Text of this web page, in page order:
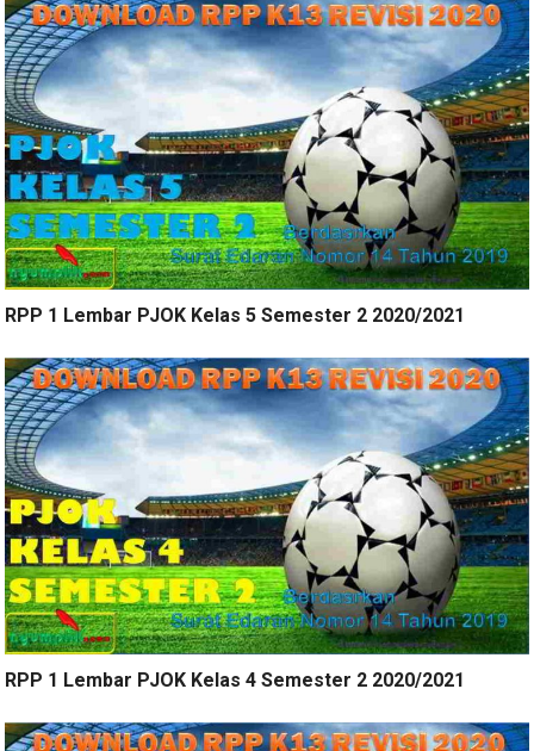
RPP 1 Lembar PJOK Kelas 5 Semester 2 2020/2021
RPP 1 Lembar PJOK Kelas 4 Semester 2 2020/2021